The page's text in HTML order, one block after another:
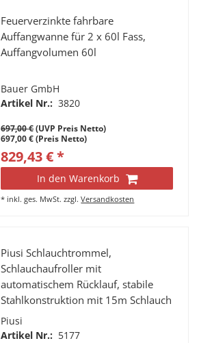
Feuerverzinkte fahrbare
Auffangwanne für 2 x 60l Fass,
Auffangvolumen 60l
Bauer GmbH
Artikel Nr.: 3820
697,00 €(UVP Preis Netto)
697,00 € (Preis Netto)
829,43 € *
In den Warenkorb
* inkl. ges. MwSt. zzgl.Versandkosten
Piusi Schlauchtrommel,
Schlauchaufroller mit
automatischem Rücklauf, stabile
Stahlkonstruktion mit 15m Schlauch
geeignet für Druckluft und Wasser
Piusi
Artikel Nr.: 5177